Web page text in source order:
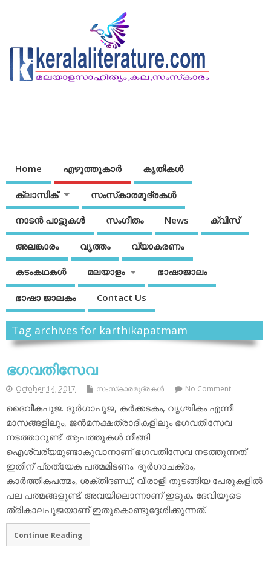
Home എഴുത്തുകാര്‍ കൃതികൾ
ക്ലാസിക് സംസ്‌കാരമുദ്രകള്‍
നാടന്‍ പാട്ടുകള്‍ സംഗീതം News ക്വിസ്
അലങ്കാരം വൃത്തം വ്യാകരണം
കടംകഥകള്‍ മലയാളം ഭാഷാജാലം
ഭാഷാ ജാലകം Contact Us
Tag archives for karthikapatmam
ഭഗവതിസേവ
October 14, 2017 സംസ്‌കാരമുദ്രകള്‍ No Comment
ദൈവീകപൂജ. ദുര്‍ഗാപൂജ, കര്‍ക്കടകം, വൃശ്ചികം എന്നീ
മാസങ്ങളിലും, ജന്‍മനക്ഷത്രാദികളിലും ഭഗവതിസേവ
നടത്താറുണ്ട്. ആപത്തുകള്‍ നീങ്ങി
ഐശ്വര്യമുണ്ടാകുവാനാണ് ഭഗവതിസേവ നടത്തുന്നത്.
ഇതിന് പ്രത്യേക പത്മമിടണം. ദുര്‍ഗാചക്രം,
കാര്‍ത്തികപത്മം, ശക്തിദണ്ഡ്, വീരാളി തുടങ്ങിയ പേരുകളില്‍
പല പത്മങ്ങളുണ്ട്. അവയിലൊന്നാണ് ഇടുക. ദേവിയുടെ
ത്രികാലപൂജയാണ് ഇതുകൊണ്ടുദ്ദേശിക്കുന്നത്.
Continue Reading